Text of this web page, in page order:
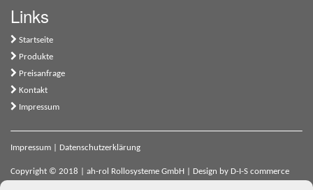
Links
Startseite
Produkte
Preisanfrage
Kontakt
Impressum
Impressum Datenschutzerklärung
Copyright © 2018 | ah-rol Rollosysteme GmbH | Design by D-I-S commerce